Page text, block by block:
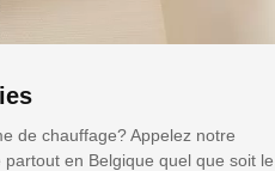
de chauffage? Appelez notre
en Belgique quel que soit le